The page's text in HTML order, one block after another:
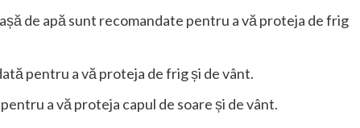
de apă sunt recomandate pentru a vă proteja de frig
pentru a vă proteja de frig și de vânt.
a vă proteja capul de soare și de vânt.